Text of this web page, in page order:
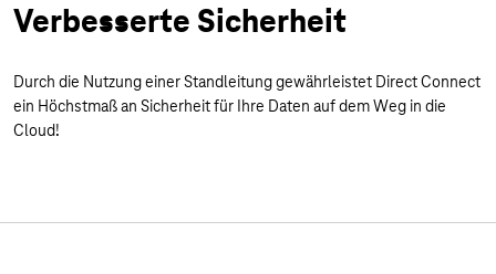
Verbesserte Sicherheit
Durch die Nutzung einer Standleitung gewährleistet Direct Connect
ein Höchstmaß an Sicherheit für Ihre Daten auf dem Weg in die
Cloud!